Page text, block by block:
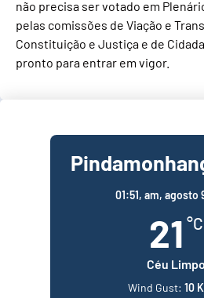
não precisa ser votado em
pelas comissões de Viação e
Constituição e Justiça e de
pronto para entrar em vigor.
01:51, am, agosto
21 °C
Céu Limpo
Wind Gust: 10